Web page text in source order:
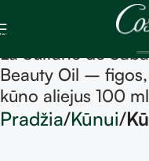
Skip to main content
La Sultane de
Beauty Oil –
kūno aliejus 100
Pradžia Kūnui